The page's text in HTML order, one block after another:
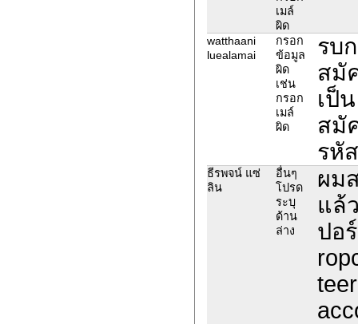
เมล์
ผิด
watthaani
luealamai
กรอก
ข้อมูล
ผิด
เช่น
กรอก
เมล์
ผิด
รบ
สมั
เป็
สมั
รหั
ธีรพจน์ แซ่
ลิน
อื่นๆ
โปรด
ระบุ
ด้าน
ล่าง
ผม
แล้
ปอ